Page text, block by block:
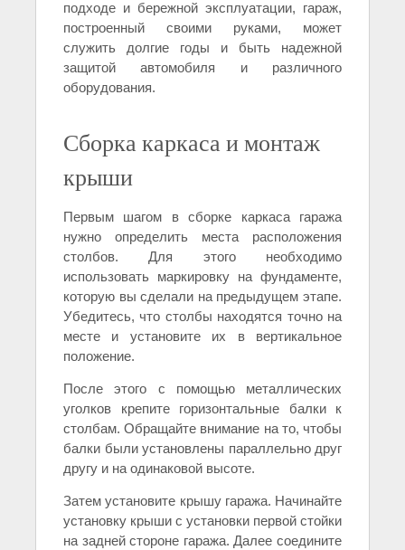
подходе и бережной эксплуатации, гараж,
построенный своими руками, может
служить долгие годы и быть надежной
защитой автомобиля и различного
оборудования.
Сборка каркаса и монтаж
крыши
Первым шагом в сборке каркаса гаража
нужно определить места расположения
столбов. Для этого необходимо
использовать маркировку на фундаменте,
которую вы сделали на предыдущем этапе.
Убедитесь, что столбы находятся точно на
месте и установите их в вертикальное
положение.
После этого с помощью металлических
уголков крепите горизонтальные балки к
столбам. Обращайте внимание на то, чтобы
балки были установлены параллельно друг
другу и на одинаковой высоте.
Затем установите крышу гаража. Начинайте
установку крыши с установки первой стойки
на задней стороне гаража. Далее соедините